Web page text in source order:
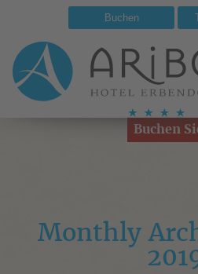
Buchen
Buchen
Monthly